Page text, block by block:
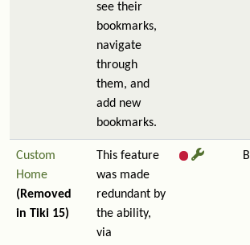
see their
bookmarks,
navigate
through
them, and
add new
bookmarks.
Custom
Home
(Removed
in Tiki 15)
This feature
was made
redundant by
the ability,
via
B